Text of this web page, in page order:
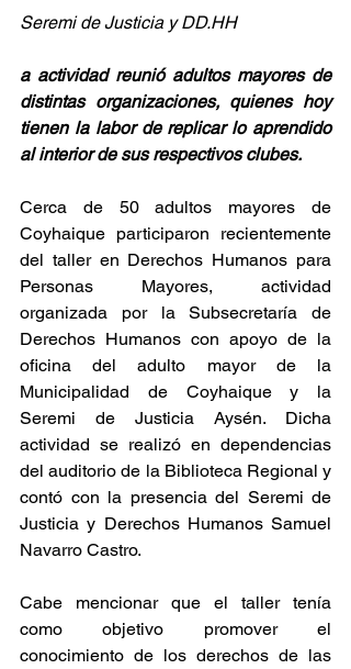
Seremi de Justicia y DD.HH
a actividad reunió adultos mayores de
distintas organizaciones, quienes hoy
tienen la labor de replicar lo aprendido
al interior de sus respectivos clubes.
Cerca de 50 adultos mayores de
Coyhaique participaron recientemente
del taller en Derechos Humanos para
Personas Mayores, actividad
organizada por la Subsecretaría de
Derechos Humanos con apoyo de la
oficina del adulto mayor de la
Municipalidad de Coyhaique y la
Seremi de Justicia Aysén. Dicha
actividad se realizó en dependencias
del auditorio de la Biblioteca Regional y
contó con la presencia del Seremi de
Justicia y Derechos Humanos Samuel
Navarro Castro.
Cabe mencionar que el taller tenía
como objetivo promover el
conocimiento de los derechos de las